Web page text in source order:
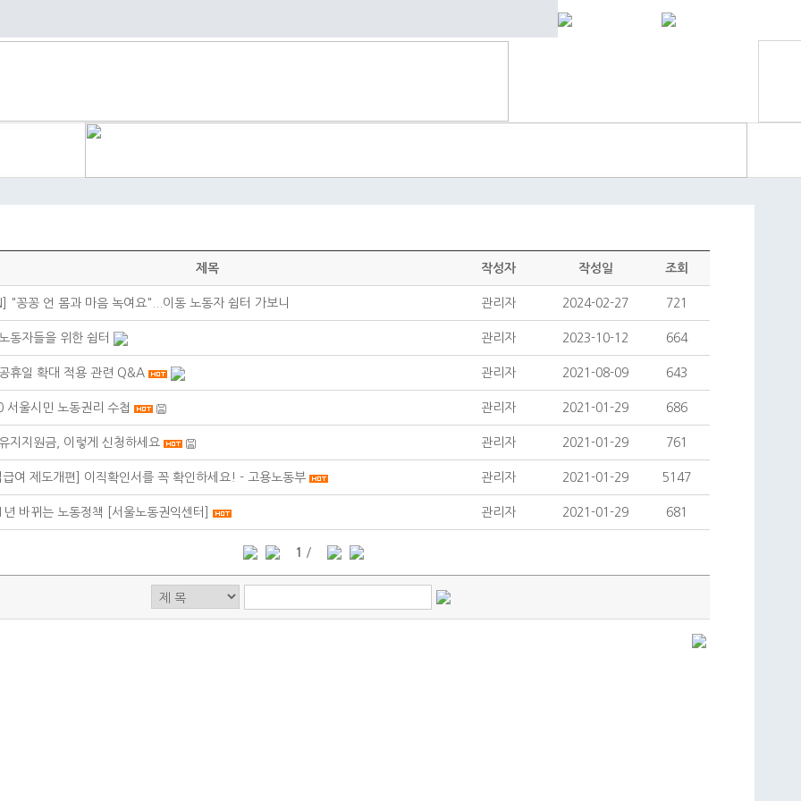
제목 작성자 작성일 조회
"꽁꽁 언 몸과 마음 녹여요"...이동 노동자 쉼터 가보니 관리자 2024-02-27 721
동자들을 위한 쉼터 관리자 2023-10-12 664
휴일 확대 적용 관련 Q&A 관리자 2021-08-09 643
서울시민 노동권리 수첩 관리자 2021-01-29 686
지지원금, 이렇게 신청하세요 관리자 2021-01-29 761
급여 제도개편] 이직확인서를 꼭 확인하세요! - 고용노동부 관리자 2021-01-29 5147
바뀌는 노동정책 [서울노동권익센터] 관리자 2021-01-29 681
1 /